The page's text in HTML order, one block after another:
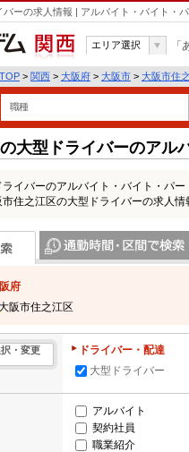
ーの求人情報 | アルバイト・バイト・
関西
エリア選択
> 関西 > 大阪府 > 大阪市 > 大阪市住
職種
大型ドライバーのアル
イバーのアルバイト・バイト・パ
住之江区の大型ドライバーの求人情
府
阪市住之江区
・変更
ドライバー・配達
大型ドライバー
アルバイト
契約社員
職業紹介